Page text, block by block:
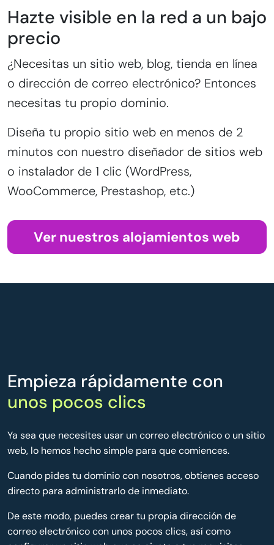
Hazte visible en la red a un bajo
precio
¿Necesitas un sitio web, blog, tienda en línea
o dirección de correo electrónico? Entonces
necesitas tu propio dominio.
Diseña tu propio sitio web en menos de 2
minutos con nuestro diseñador de sitios web
o instalador de 1 clic (WordPress,
WooCommerce, Prestashop, etc.)
Ver nuestros alojamientos web
Empieza rápidamente con
unos pocos clics
Ya sea que necesites usar un correo electrónico o un sitio
web, lo hemos hecho simple para que comiences.
Cuando pides tu dominio con nosotros, obtienes acceso
directo para administrarlo de inmediato.
De este modo, puedes crear tu propia dirección de
correo electrónico con unos pocos clics, así como